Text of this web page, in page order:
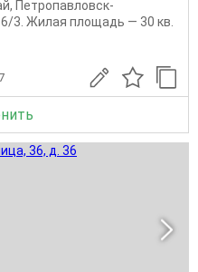
Петропавловск-
3. Жилая площадь — 30 кв.